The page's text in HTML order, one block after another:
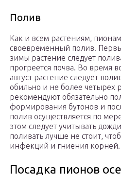
Полив
Как и всем растениям, пионам
своевременный полив.
зимы растение следует
прогреется почва. Во время
август растение следует
обильно и не более четырех
рекомендуют обязательно
формирования бутонов и
полив осуществляется по
этом следует учитывать
поливать лучше не стоит,
инфекций и гниения корней.
Посадка пионов